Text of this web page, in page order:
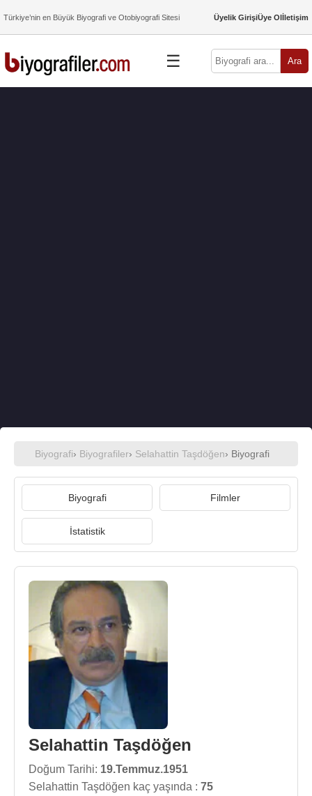
Türkiye’nin en Büyük Biyografi ve Otobiyografi Sitesi Üyelik GirişiÜye Olİletişim
☰ Ara
Biyografi› Biyografiler› Selahattin Taşdöğen› Biyografi
Biyografi Filmler
İstatistik
Selahattin Taşdöğen
Doğum Tarihi: 19.Temmuz.1951
Selahattin Taşdöğen kaç yaşında : 75